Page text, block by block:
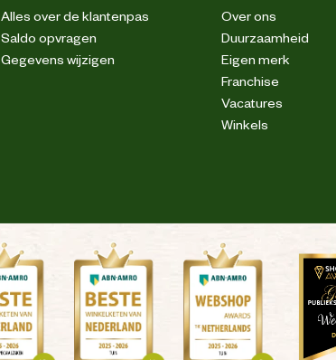
Alles over de klantenpas
Saldo opvragen
Gegevens wijzigen
Over ons
Duurzaamheid
Eigen merk
Franchise
Vacatures
Winkels